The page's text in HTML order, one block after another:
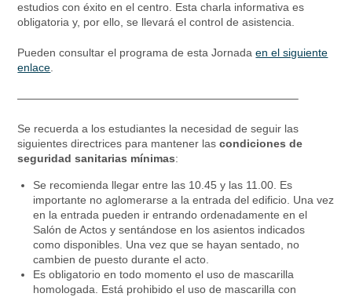
estudios con éxito en el centro. Esta charla informativa es
obligatoria y, por ello, se llevará el control de asistencia.
Pueden consultar el programa de esta Jornadaen el siguiente
enlace.
—————————————————————————–
Se recuerda a los estudiantes la necesidad de seguir las
siguientes directrices para mantener lascondiciones de
seguridad sanitarias mínimas:
Se recomienda llegar entre las 10.45 y las 11.00. Es
importante no aglomerarse a la entrada del edificio. Una vez
en la entrada pueden ir entrando ordenadamente en el
Salón de Actos y sentándose en los asientos indicados
como disponibles. Una vez que se hayan sentado, no
cambien de puesto durante el acto.
Es obligatorio en todo momento el uso de mascarilla
homologada. Está prohibido el uso de mascarilla con